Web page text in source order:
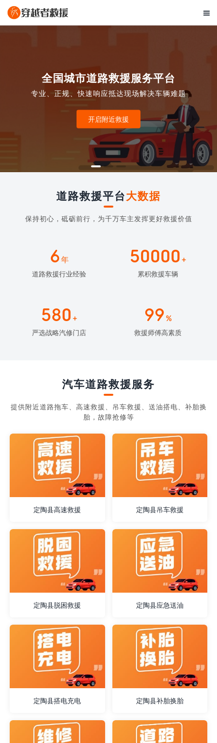

全国城市道路救援服务平台
专业、正规、快速响应抵达现场解决车辆难题
开启附近救援
道路救援平台大数据
保持初心，砥砺前行，为千万车主发挥更好救援价值
6年
道路救援行业经验
50000 +
累积救援车辆
580 +
严选战略汽修门店
99 %
救援师傅高素质
汽车道路救援服务
提供附近道路拖车、高速救援、吊车救援、送油搭电、补胎换
胎，故障抢修等
定陶县高速救援 定陶县吊车救援
定陶县脱困救援 定陶县应急送油
定陶县搭电充电 定陶县补胎换胎